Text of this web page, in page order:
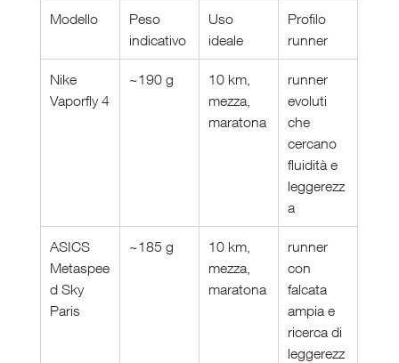
Modello
Peso
indicativo
Uso
ideale
Profilo
runner
Nike
Vaporfly 4
~190 g
10 km,
mezza,
maratona
runner
evoluti
che
cercano
fluidità e
leggerezz
a
ASICS
Metaspee
d Sky
Paris
~185 g
10 km,
mezza,
maratona
runner
con
falcata
ampia e
ricerca di
leggerezz